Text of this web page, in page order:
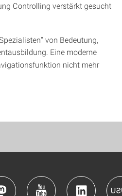
Controlling verstärkt gesucht
von Bedeutung,
Eine moderne
nicht mehr